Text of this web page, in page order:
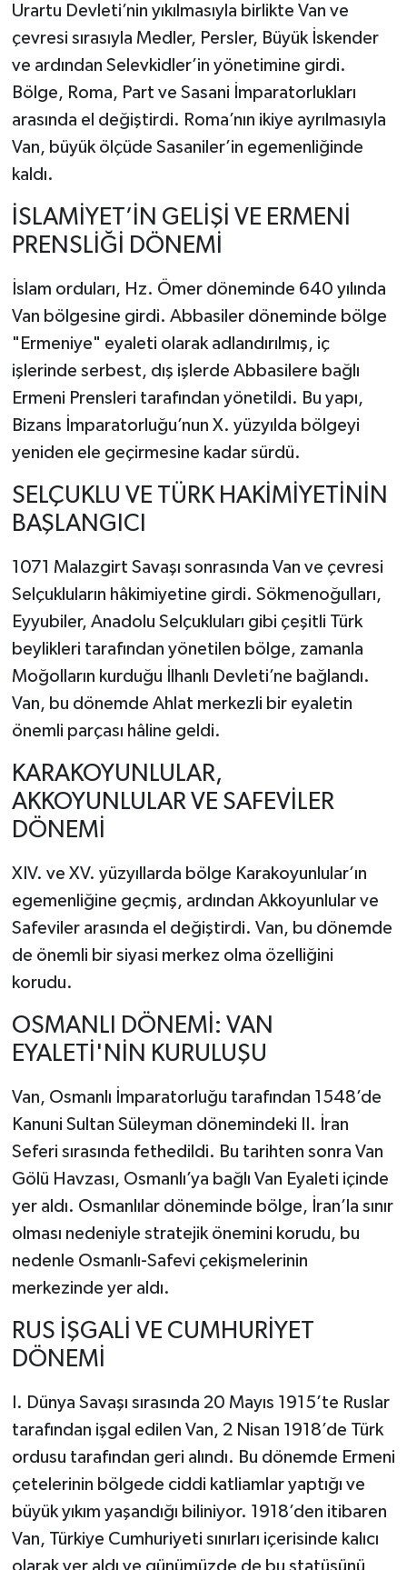
Urartu Devleti’nin yıkılmasıyla birlikte Van ve
çevresi sırasıyla Medler, Persler, Büyük İskender
ve ardından Selevkidler’in yönetimine girdi.
Bölge, Roma, Part ve Sasani İmparatorlukları
arasında el değiştirdi. Roma’nın ikiye ayrılmasıyla
Van, büyük ölçüde Sasaniler’in egemenliğinde
kaldı.
İSLAMİYET’İN GELİŞİ VE ERMENİ
PRENSLİĞİ DÖNEMİ
İslam orduları, Hz. Ömer döneminde 640 yılında
Van bölgesine girdi. Abbasiler döneminde bölge
"Ermeniye" eyaleti olarak adlandırılmış, iç
işlerinde serbest, dış işlerde Abbasilere bağlı
Ermeni Prensleri tarafından yönetildi. Bu yapı,
Bizans İmparatorluğu’nun X. yüzyılda bölgeyi
yeniden ele geçirmesine kadar sürdü.
SELÇUKLU VE TÜRK HAKİMİYETİNİN
BAŞLANGICI
1071 Malazgirt Savaşı sonrasında Van ve çevresi
Selçukluların hâkimiyetine girdi. Sökmenoğulları,
Eyyubiler, Anadolu Selçukluları gibi çeşitli Türk
beylikleri tarafından yönetilen bölge, zamanla
Moğolların kurduğu İlhanlı Devleti’ne bağlandı.
Van, bu dönemde Ahlat merkezli bir eyaletin
önemli parçası hâline geldi.
KARAKOYUNLULAR,
AKKOYUNLULAR VE SAFEVİLER
DÖNEMİ
XIV. ve XV. yüzyıllarda bölge Karakoyunlular’ın
egemenliğine geçmiş, ardından Akkoyunlular ve
Safeviler arasında el değiştirdi. Van, bu dönemde
de önemli bir siyasi merkez olma özelliğini
korudu.
OSMANLI DÖNEMİ: VAN
EYALETİ'NİN KURULUŞU
Van, Osmanlı İmparatorluğu tarafından 1548’de
Kanuni Sultan Süleyman dönemindeki II. İran
Seferi sırasında fethedildi. Bu tarihten sonra Van
Gölü Havzası, Osmanlı’ya bağlı Van Eyaleti içinde
yer aldı. Osmanlılar döneminde bölge, İran’la sınır
olması nedeniyle stratejik önemini korudu, bu
nedenle Osmanlı-Safevi çekişmelerinin
merkezinde yer aldı.
RUS İŞGALİ VE CUMHURİYET
DÖNEMİ
I. Dünya Savaşı sırasında 20 Mayıs 1915’te Ruslar
tarafından işgal edilen Van, 2 Nisan 1918’de Türk
ordusu tarafından geri alındı. Bu dönemde Ermeni
çetelerinin bölgede ciddi katliamlar yaptığı ve
büyük yıkım yaşandığı biliniyor. 1918’den itibaren
Van, Türkiye Cumhuriyeti sınırları içerisinde kalıcı
olarak yer aldı ve günümüzde de bu statüsünü